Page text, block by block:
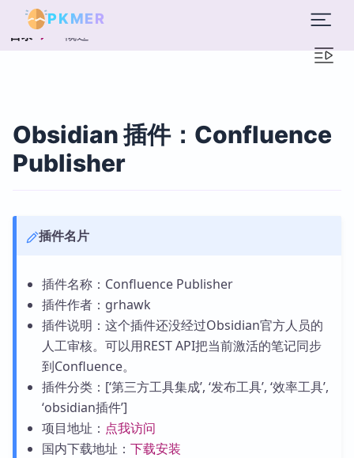
PKMER
目录 概述
Obsidian 插件：Confluence
Publisher
插件名片
插件名称：Confluence Publisher
插件作者：grhawk
插件说明：这个插件还没经过Obsidian官方人员的
人工审核。可以用REST API把当前激活的笔记同步
到Confluence。
插件分类：[‘第三方工具集成’, ‘发布工具’, ‘效率工具’,
‘obsidian插件’]
项目地址： 点我访问
国内下载地址： 下载安装